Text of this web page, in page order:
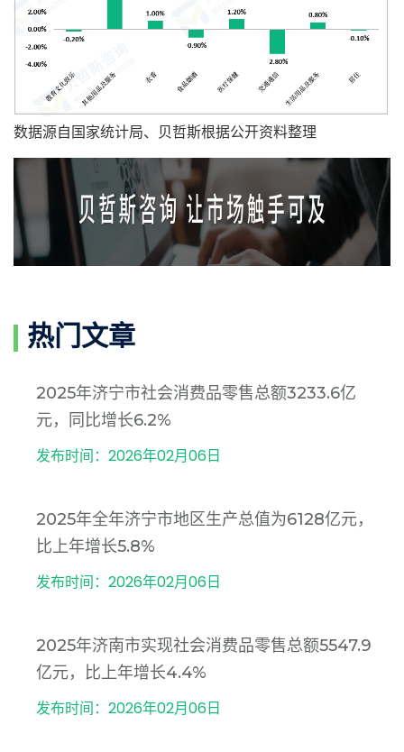
数据源自国家统计局、贝哲斯根据公开资料整理
热门文章
2025年济宁市社会消费品零售总额3233.6亿
元，同比增长6.2%
发布时间：2026年02月06日
2025年全年济宁市地区生产总值为6128亿元，
比上年增长5.8%
发布时间：2026年02月06日
2025年济南市实现社会消费品零售总额5547.9
亿元，比上年增长4.4%
发布时间：2026年02月06日